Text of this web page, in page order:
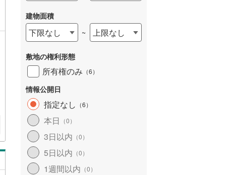
建物面積
下限なし ~ 上限なし
敷地の権利形態
所有権のみ （6）
情報公開日
指定なし （6）
本日 （0）
3日以内 （0）
5日以内 （0）
1週間以内 （0）